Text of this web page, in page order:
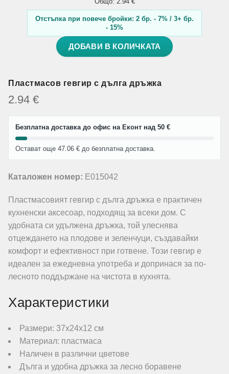
Отстъпка при повече бройки: 2 бр. - 7% / 3+ бр.
- 15%
ДОБАВИ В КОЛИЧКАТА
Пластмасов гевгир с дълга дръжка
2.94 €
Безплатна доставка до офис на Еконт над 50 €
Остават още 47.06 € до безплатна доставка.
Каталожен номер: E015042
Пластмасовият гевгир с дълга дръжка е практичен
кухненски аксесоар, подходящ за всеки дом. С
удобната си удължена дръжка, той улеснява
отцеждането на плодове и зеленчуци, създавайки
комфорт и ефективност при готвене. Този гевгир е
идеален за ежедневна употреба и допринася за по-
лесното поддържане на чистота в кухнята.
Характеристики
Размери: 37х24х12 см
Материал: пластмаса
Наличен в различни цветове
Дълга и удобна дръжка за лесно боравене